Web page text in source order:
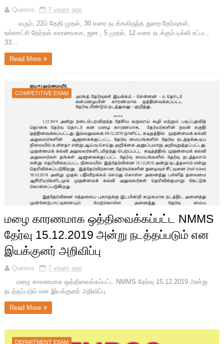
Queens
7 years ago
வரும், 22ம் தேதி முதல், 30 வரை நடக்கவிருந்த துறை தேர்வுகள்,
உள்ளாட்சி தேர்தல் காரணமாக, ஜன., 5 முதல், 12 வரை நடக்கும்.டில்லி உட்பட,
33...
Read More
COMPETITIVE EXAM
மழை காரணமாக ஒத்திவைக்கப்பட்ட NMMS
தேர்வு 15.12.2019 அன்று நடத்தப்படும் என
இயக்குனர் அறிவிப்பு
Queens
7 years ago
மழை காரணமாக ஒத்திவைக்கப்பட்ட NMMS தேர்வு 15.12.2019 அன்று
நடத்தப்படும் என இயக்குனர் அறிவிப்பு.
Read More
DEPARTMENT EXAM